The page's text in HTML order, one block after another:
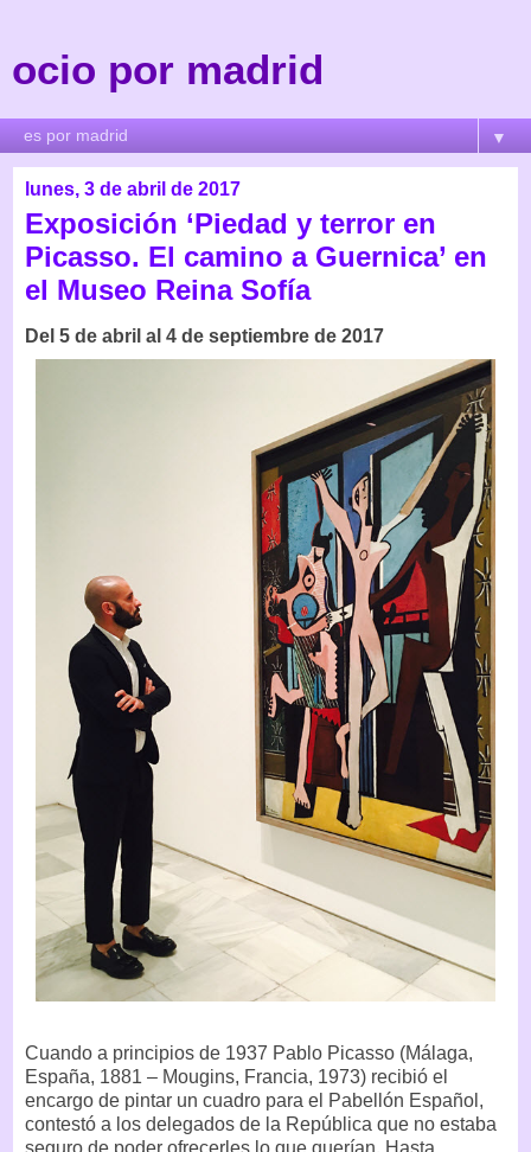
ocio por madrid
▼
lunes, 3 de abril de 2017
Exposición ‘Piedad y terror en
Picasso. El camino a Guernica’ en
el Museo Reina Sofía
Del 5 de abril al 4 de septiembre de 2017
Cuando a principios de 1937 Pablo Picasso (Málaga,
España, 1881 – Mougins, Francia, 1973) recibió el
encargo de pintar un cuadro para el Pabellón Español,
contestó a los delegados de la República que no estaba
seguro de poder ofrecerles lo que querían. Hasta